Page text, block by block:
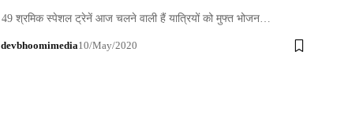
49 श्रमिक स्पेशल ट्रेनें आज चलने वाली हैं यात्रियों को मुफ्त भोजन…
devbhoomimedia10/May/2020